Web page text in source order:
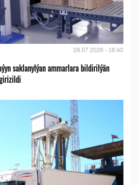
28.07.2026 - 16:40
saklanylýan ammarlara bildirilýän